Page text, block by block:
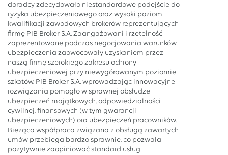
doradcy zdecydowało niestandardowe podejście do
ryzyka ubezpieczeniowego oraz wysoki poziom
kwalifikacji zawodowych brokerów reprezentujących
firmę PIB Broker S.A. Zaangażowani i rzetelność
zaprezentowane podczas negocjowania warunków
ubezpieczenia zaowocowały uzyskaniem przez
naszą firmę szerokiego zakresu ochrony
ubezpieczeniowej przy niewygórowanym poziomie
szkotów. PIB Broker S.A. wprowadzając innowacyjne
rozwiązania pomogło w sprawnej obsłudze
ubezpieczeń majątkowych, odpowiedzialności
cywilnej, finansowych (w tym gwarancji
ubezpieczeniowych) ora ubezpieczeń pracowników.
Bieżąca współpraca związana z obsługą zawartych
umów przebiega bardzo sprawnie, co pozwala
pozytywnie zaopiniować standard usług